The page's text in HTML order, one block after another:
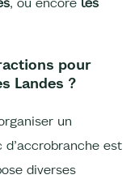
pour
Landes ?
un
d’accrobranche est
diverses